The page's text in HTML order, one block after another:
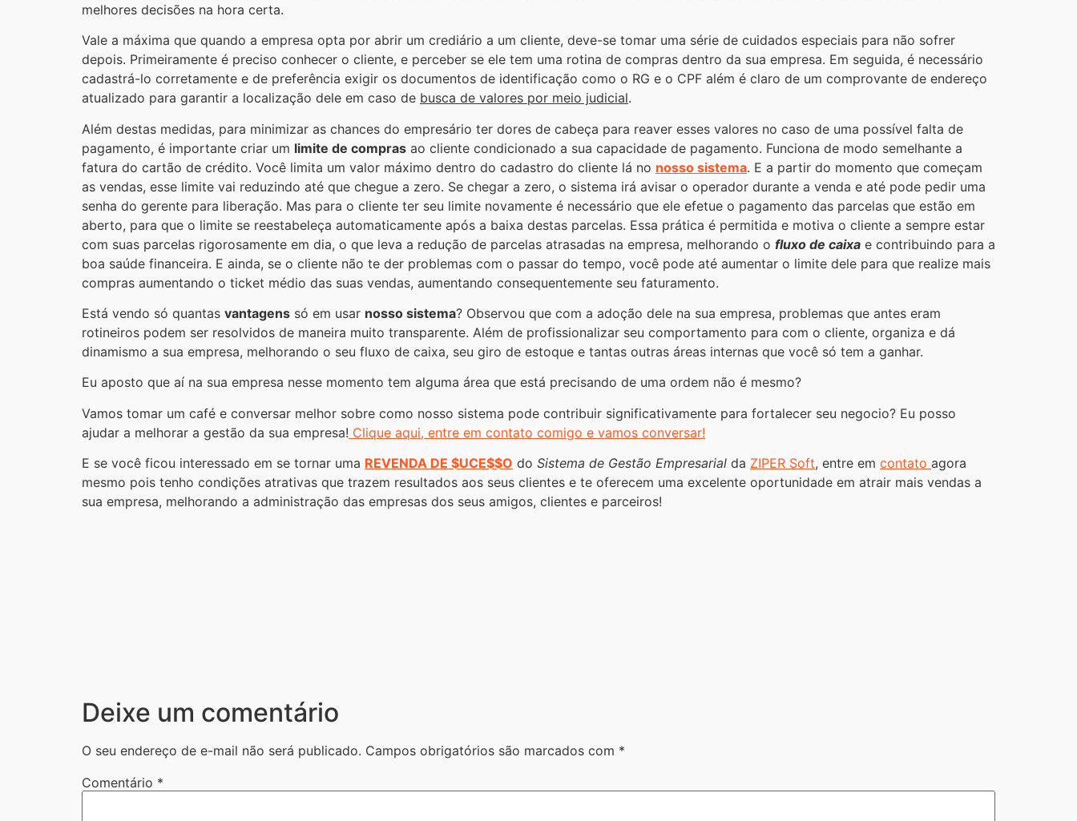
melhores decisões na hora certa.
Vale a máxima que quando a empresa opta por abrir um crediário a um cliente, deve-se tomar uma série de cuidados especiais para não sofrer
depois. Primeiramente é preciso conhecer o cliente, e perceber se ele tem uma rotina de compras dentro da sua empresa. Em seguida, é necessário
cadastrá-lo corretamente e de preferência exigir os documentos de identificação como o RG e o CPF além é claro de um comprovante de endereço
atualizado para garantir a localização dele em caso de busca de valores por meio judicial.
Além destas medidas, para minimizar as chances do empresário ter dores de cabeça para reaver esses valores no caso de uma possível falta de
pagamento, é importante criar um limite de compras ao cliente condicionado a sua capacidade de pagamento. Funciona de modo semelhante a
fatura do cartão de crédito. Você limita um valor máximo dentro do cadastro do cliente lá no nosso sistema. E a partir do momento que começam
as vendas, esse limite vai reduzindo até que chegue a zero. Se chegar a zero, o sistema irá avisar o operador durante a venda e até pode pedir uma
senha do gerente para liberação. Mas para o cliente ter seu limite novamente é necessário que ele efetue o pagamento das parcelas que estão em
aberto, para que o limite se reestabeleça automaticamente após a baixa destas parcelas. Essa prática é permitida e motiva o cliente a sempre estar
com suas parcelas rigorosamente em dia, o que leva a redução de parcelas atrasadas na empresa, melhorando o fluxo de caixa e contribuindo para a
boa saúde financeira. E ainda, se o cliente não te der problemas com o passar do tempo, você pode até aumentar o limite dele para que realize mais
compras aumentando o ticket médio das suas vendas, aumentando consequentemente seu faturamento.
Está vendo só quantas vantagens só em usar nosso sistema? Observou que com a adoção dele na sua empresa, problemas que antes eram
rotineiros podem ser resolvidos de maneira muito transparente. Além de profissionalizar seu comportamento para com o cliente, organiza e dá
dinamismo a sua empresa, melhorando o seu fluxo de caixa, seu giro de estoque e tantas outras áreas internas que você só tem a ganhar.
Eu aposto que aí na sua empresa nesse momento tem alguma área que está precisando de uma ordem não é mesmo?
Vamos tomar um café e conversar melhor sobre como nosso sistema pode contribuir significativamente para fortalecer seu negocio? Eu posso
ajudar a melhorar a gestão da sua empresa! Clique aqui, entre em contato comigo e vamos conversar!
E se você ficou interessado em se tornar uma REVENDA DE $UCE$$O do Sistema de Gestão Empresarial da ZIPER Soft, entre em contato agora
mesmo pois tenho condições atrativas que trazem resultados aos seus clientes e te oferecem uma excelente oportunidade em atrair mais vendas a
sua empresa, melhorando a administração das empresas dos seus amigos, clientes e parceiros!
Deixe um comentário
O seu endereço de e-mail não será publicado. Campos obrigatórios são marcados com *
Comentário *